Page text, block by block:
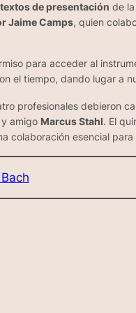
textos de presentación de
Jaime Camps, quien
para acceder al
el tiempo, dando lugar a
profesionales debieron
amigo Marcus Stahl. El
colaboración esencial